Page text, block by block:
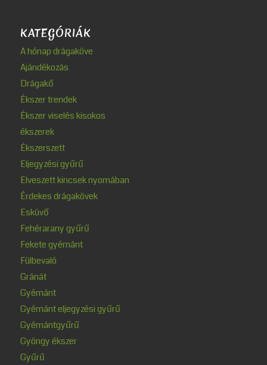
KATEGÓRIÁK
A hónap drágaköve
Ajándékozás
Drágakő
Ékszer trendek
Ékszer viselés kisokos
ékszerek
Ékszerszett
Eljegyzési gyűrű
Elveszett kincsek nyomában
Érdekes drágakövek
Esküvő
Fehérarany gyűrű
Fekete gyémánt
Fülbevaló
Gránát
Gyémánt
Gyémánt eljegyzési gyűrű
Gyémántgyűrű
Gyöngy ékszer
Gyűrű